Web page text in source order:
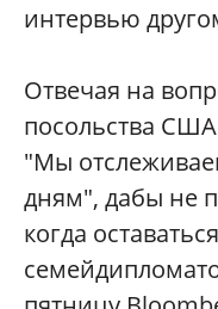
интервью
Отвечая на
посольства
"Мы
дням", дабы не
когда